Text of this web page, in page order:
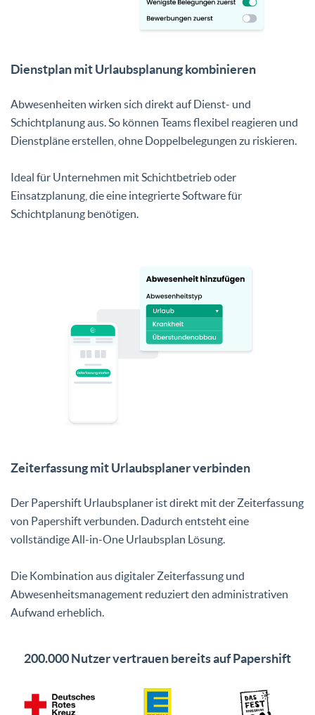
Dienstplan mit Urlaubsplanung kombinieren
Abwesenheiten wirken sich direkt auf Dienst- und
Schichtplanung aus. So können Teams flexibel reagieren und
Dienstpläne erstellen, ohne Doppelbelegungen zu riskieren.
Ideal für Unternehmen mit Schichtbetrieb oder
Einsatzplanung, die eine integrierte Software für
Schichtplanung benötigen.
Zeiterfassung mit Urlaubsplaner verbinden
Der Papershift Urlaubsplaner ist direkt mit der Zeiterfassung
von Papershift verbunden. Dadurch entsteht eine
vollständige All-in-One Urlaubsplan Lösung.
Die Kombination aus digitaler Zeiterfassung und
Abwesenheitsmanagement reduziert den administrativen
Aufwand erheblich.
200.000 Nutzer vertrauen bereits auf Papershift